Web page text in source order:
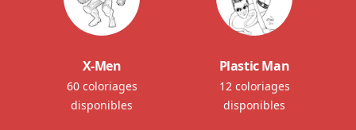
X-Men
60 coloriages
disponibles
Plastic Man
12 coloriages
disponibles